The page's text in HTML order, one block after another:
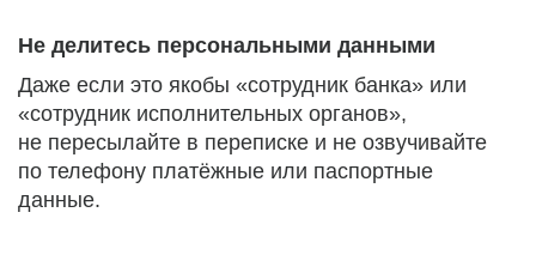
Не делитесь персональными данными
Даже если это якобы «сотрудник банка» или
«сотрудник исполнительных органов»,
не пересылайте в переписке и не озвучивайте
по телефону платёжные или паспортные
данные.